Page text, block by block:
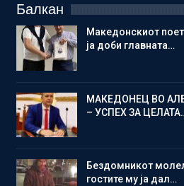
Балкан
Македонскиот
ја доби главната…
МАКЕДОНЕЦ ВО
– УСПЕХ ЗА
Бездомникот
гостите му ја дал…